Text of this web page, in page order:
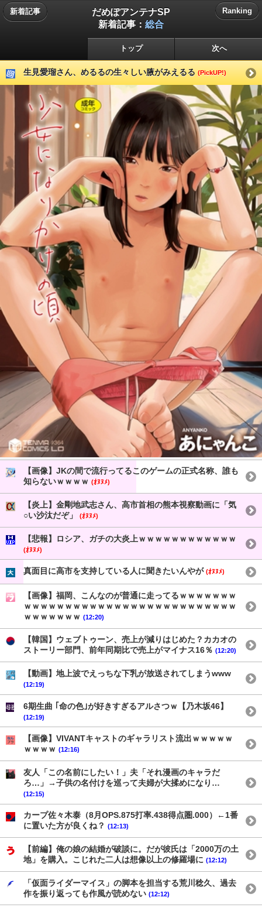
新着記事
だめぽアンテナSP
新着記事： 総合
Ranking
トップ 次へ
生見愛瑠さん、めるるの生々しい腋がみえるる (PickUP!)
【画像】JKの間で流行ってるこのゲームの正式名称、誰も
知らないｗｗｗｗ (ｵﾇﾇﾒ)
【炎上】金剛地武志さん、高市首相の熊本視察動画に「気
○い沙汰だぞ」
(ｵﾇﾇﾒ)
【悲報】ロシア、ガチの大炎上ｗｗｗｗｗｗｗｗｗｗｗｗ
(ｵﾇﾇﾒ)
真面目に高市を支持している人に聞きたいんやが (ｵﾇﾇﾒ)
【画像】福岡、こんなのが普通に走ってるｗｗｗｗｗｗｗ
ｗｗｗｗｗｗｗｗｗｗｗｗｗｗｗｗｗｗｗｗｗｗｗｗｗｗ
ｗｗｗｗｗｗｗ (12:20)
【韓国】ウェブトゥーン、売上が減りはじめた？カカオの
ストーリー部門、前年同期比で売上がマイナス16％ (12:20)
【動画】地上波でえっちな下乳が放送されてしまうwww
(12:19)
6期生曲 ｢命の色｣が好きすぎるアルさつｗ【乃木坂46】
(12:19)
【画像】VIVANTキャストのギャラリスト流出ｗｗｗｗｗ
ｗｗｗｗ (12:16)
友人「この名前にしたい！」夫「それ漫画のキャラだ
ろ…」→子供の名付けを巡って夫婦が大揉めになり…
(12:15)
カープ佐々木泰（8月OPS.875打率.438得点圏.000）←1番
に置いた方が良くね？ (12:13)
【前編】俺の娘の結婚が破談に。だが彼氏は「2000万の土
地」を購入。こじれた二人は想像以上の修羅場に (12:12)
「仮面ライダーマイス」の脚本を担当する荒川稔久、過去
作を振り返っても作風が読めない (12:12)